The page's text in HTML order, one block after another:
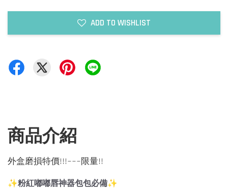
ADD TO WISHLIST
商品介紹
外盒磨損特價!!!~~~限量!!
✨粉紅嘟嘟唇神器包包必備✨